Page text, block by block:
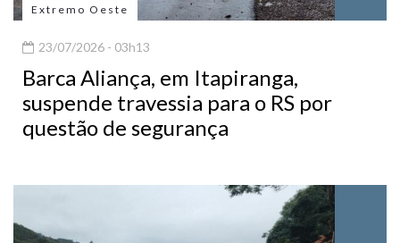
Extremo Oeste
23/07/2026 - 03h13
Barca Aliança, em Itapiranga,
suspende travessia para o RS por
questão de segurança